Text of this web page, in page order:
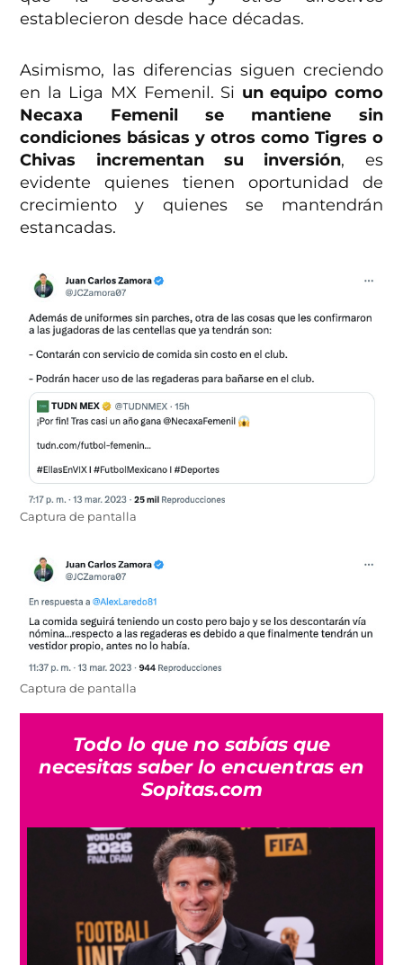
establecieron desde hace décadas.
Asimismo, las diferencias siguen creciendo
en la Liga MX Femenil. Si un equipo como
Necaxa Femenil se mantiene sin
condiciones básicas y otros como Tigres o
Chivas incrementan su inversión, es
evidente quienes tienen oportunidad de
crecimiento y quienes se mantendrán
estancadas.
Captura de pantalla
Captura de pantalla
Todo lo que no sabías que
necesitas saber lo encuentras en
Sopitas.com